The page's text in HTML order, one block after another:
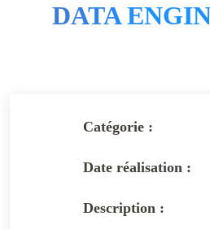
DATA
Catégorie :
Date réalisation :
Description :